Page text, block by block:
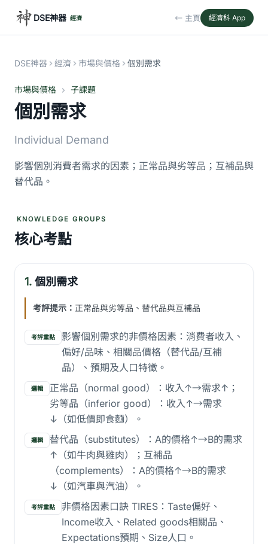
DSE神器 經濟 ← 主頁 經濟科 App
DSE神器 經濟 市場與價格 個別需求
市場與價格 子課題
個別需求
Individual Demand
影響個別消費者需求的因素；正常品與劣等品；互補品與
替代品。
KNOWLEDGE GROUPS
核心考點
1. 個別需求
考評提示： 正常品與劣等品、替代品與互補品
考評重點
影響個別需求的非價格因素：消費者收入、
偏好/品味、相關品價格（替代品/互補
品）、預期及人口特徵。
邏輯
正常品（normal good）：收入↑→需求↑；
劣等品（inferior good）：收入↑→需求
↓（如低價即食麵）。
邏輯
替代品（substitutes）：A的價格↑→B的需求
↑（如牛肉與雞肉）；互補品
（complements）：A的價格↑→B的需求
↓（如汽車與汽油）。
考評重點
非價格因素口訣 TIRES：Taste偏好、
Income收入、Related goods相關品、
Expectations預期、Size人口。